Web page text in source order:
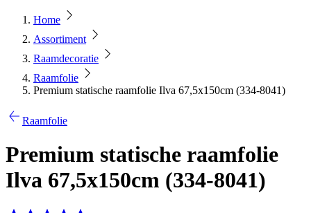
Home
Assortiment
Raamdecoratie
Raamfolie
Premium statische raamfolie Ilva 67,5x150cm (334-8041)
Raamfolie
Premium statische raamfolie
Ilva 67,5x150cm (334-8041)